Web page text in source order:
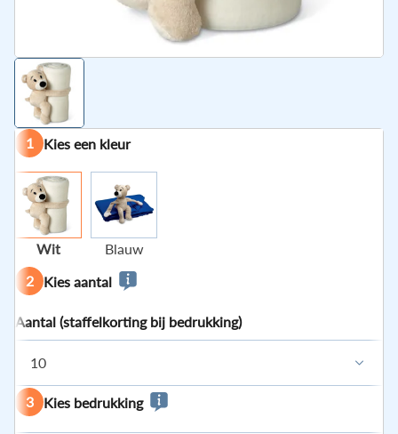
1 Kies een kleur
Wit
Blauw
2
Kies aantal
Aantal (staffelkorting bij bedrukking)
10
3 Kies bedrukking